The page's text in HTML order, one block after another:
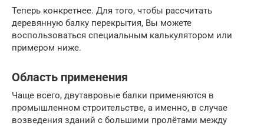
Теперь конкретнее. Для того, чтобы рассчитать
деревянную балку перекрытия, Вы можете
воспользоваться специальным калькулятором или
примером ниже.
Область применения
Чаще всего, двутавровые балки применяются в
промышленном строительстве, а именно, в случае
возведения зданий с большими пролётами между